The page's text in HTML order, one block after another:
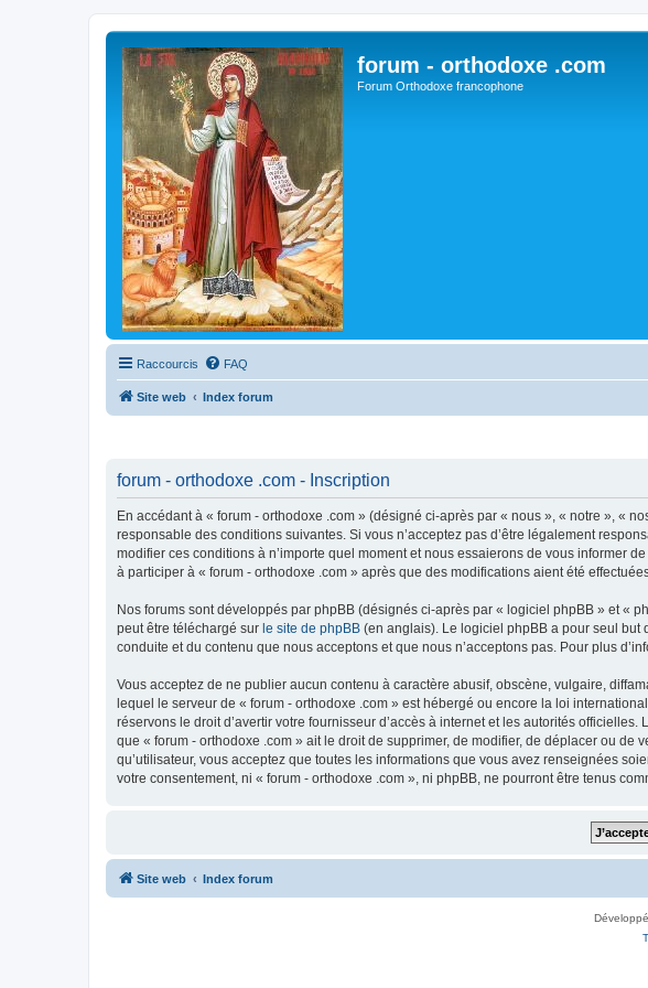
forum - orthodoxe .com
Forum Orthodoxe francophone
Raccourcis FAQ
Site web Index forum
forum - orthodoxe .com - Inscription
En accédant à « forum - orthodoxe .com » (désigné ci-après par « nous », « notre », «
responsable des conditions suivantes. Si vous n’acceptez pas d’être légalement
modifier ces conditions à n’importe quel moment et nous essaierons de vous informer
à participer à « forum - orthodoxe .com » après que des modifications aient été
Nos forums sont développés par phpBB (désignés ci-après par « logiciel phpBB » et «
peut être téléchargé sur le site de phpBB (en anglais). Le logiciel phpBB a pour seul but
conduite et du contenu que nous acceptons et que nous n’acceptons pas. Pour plus
Vous acceptez de ne publier aucun contenu à caractère abusif, obscène, vulgaire,
lequel le serveur de « forum - orthodoxe .com » est hébergé ou encore la loi
réservons le droit d’avertir votre fournisseur d’accès à internet et les autorités
que « forum - orthodoxe .com » ait le droit de supprimer, de modifier, de déplacer ou de
qu’utilisateur, vous acceptez que toutes les informations que vous avez renseignées
votre consentement, ni « forum - orthodoxe .com », ni phpBB, ne pourront être tenus
Site web Index forum